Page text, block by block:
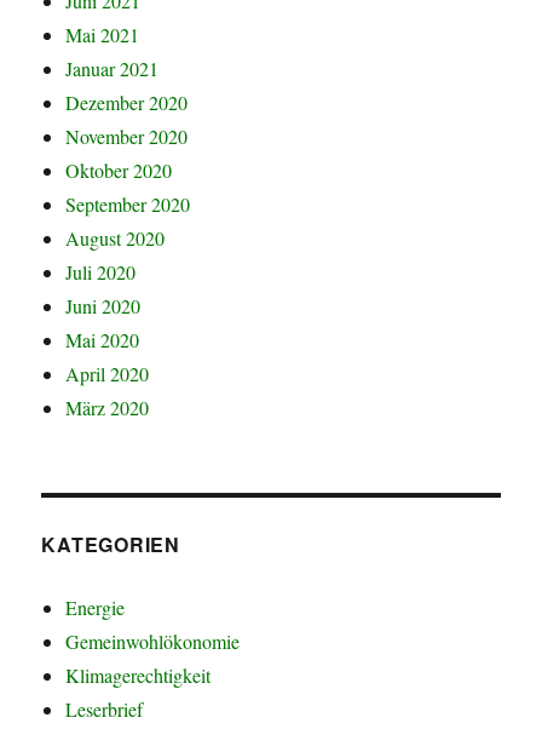
Mai 2021
Januar 2021
Dezember 2020
November 2020
Oktober 2020
September 2020
August 2020
Juli 2020
Juni 2020
Mai 2020
April 2020
März 2020
KATEGORIEN
Energie
Gemeinwohlökonomie
Klimagerechtigkeit
Leserbrief